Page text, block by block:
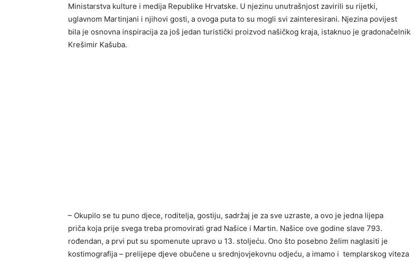
Ministarstva kulture i medija Republike Hrvatske. U njezinu unutrašnjost zavirili su rijetki,
uglavnom Martinjani i njihovi gosti, a ovoga puta to su mogli svi zainteresirani. Njezina povijest
bila je osnovna inspiracija za još jedan turistički proizvod našičkog kraja, istaknuo je gradonačelnik
Krešimir Kašuba.
– Okupilo se tu puno djece, roditelja, gostiju, sadržaj je za sve uzraste, a ovo je jedna lijepa
priča koja prije svega treba promovirati grad Našice i Martin. Našice ove godine slave 793.
rođendan, a prvi put su spomenute upravo u 13. stoljeću. Ono što posebno želim naglasiti je
kostimografija – prelijepe djeve obučene u srednjovjekovnu odjeću, a imamo i templarskog viteza